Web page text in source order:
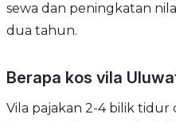
sewa dan peningkatan
dua tahun.
Berapa kos vila
Vila pajakan 2-4 bilik tidur